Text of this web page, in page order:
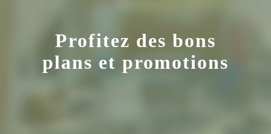
Profitez des bons
plans et promotions